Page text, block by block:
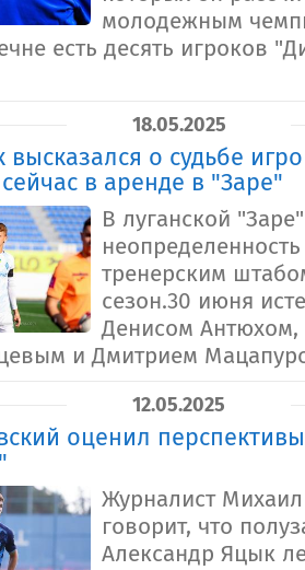
молодежным
есть десять игроков
18.05.2025
высказался о судьбе
в аренде в "Заре"
В луганской
тренерским
сезон.30 июня
Денисом Антюхом,
и Дмитрием
12.05.2025
оценил
Журналист
говорит, что
Александр Яцык